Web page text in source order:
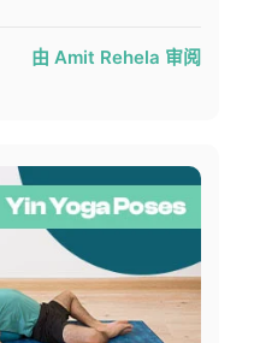
由 Amit Rehela 审阅